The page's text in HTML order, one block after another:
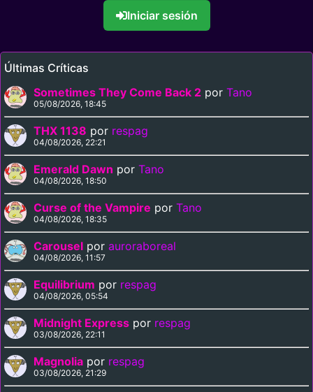
Iniciar sesión
Últimas Críticas
Sometimes They Come Back 2 por Tano
05/08/2026, 18:45
THX 1138 por respag
04/08/2026, 22:21
Emerald Dawn por Tano
04/08/2026, 18:50
Curse of the Vampire por Tano
04/08/2026, 18:35
Carousel por auroraboreal
04/08/2026, 11:57
Equilibrium por respag
04/08/2026, 05:54
Midnight Express por respag
03/08/2026, 22:11
Magnolia por respag
03/08/2026, 21:29